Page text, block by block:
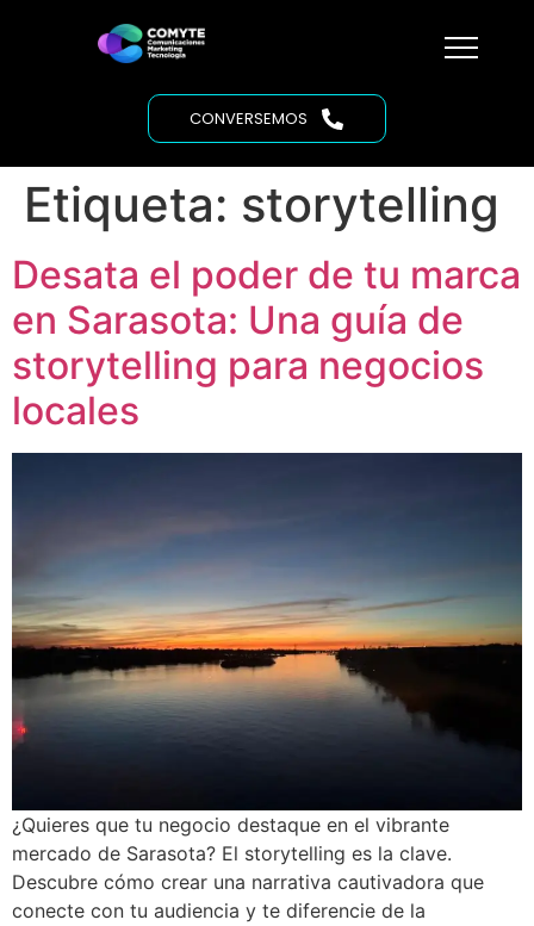
CONVERSEMOS
Etiqueta: storytelling
Desata el poder de tu marca
en Sarasota: Una guía de
storytelling para negocios
locales
¿Quieres que tu negocio destaque en el vibrante
mercado de Sarasota? El storytelling es la clave.
Descubre cómo crear una narrativa cautivadora que
conecte con tu audiencia y te diferencie de la